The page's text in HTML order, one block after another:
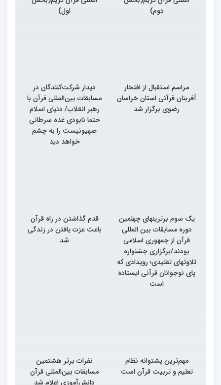
دوم)
اول)
مراسم استقبال از افتخار
آفرینان قرآنی استان خراسان
رضوی برگزار شد
دیدار شرکت‌کنندگان در
مسابقات بین‌المللی قرآن با
رهبر انقلاب/ دنیای اسلام
حتما نابودی غده سرطانی
صهیونیست را به چشم
خواهد دید
یک سوم برترینهای چهلمین
دوره مسابقات بین المللی
قرآن از جمهوری اسلامی
بودند/برگزاری جشنواره
تلاوتهای تقلیدی؛ رویدادی که
پای نوجوانان قرآنی ایستاده
است
قدم گذاشتن در راه قرآن
باعث عزت یافتن در زندگی
شد
مهم‌ترین پشتوانه نظام
تعلیم و تربیت قرآن است
نفرات برتر هشتمین
مسابقات بین‌المللی قرآن
دانش‌آموزی اعلام شد